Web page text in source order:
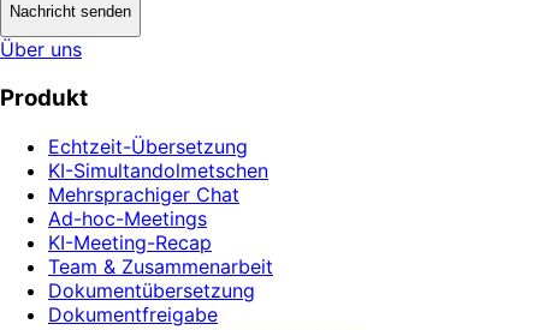
Nachricht senden
Über uns
Produkt
Echtzeit-Übersetzung
KI-Simultandolmetschen
Mehrsprachiger Chat
Ad-hoc-Meetings
KI-Meeting-Recap
Team & Zusammenarbeit
Dokumentübersetzung
Dokumentfreigabe